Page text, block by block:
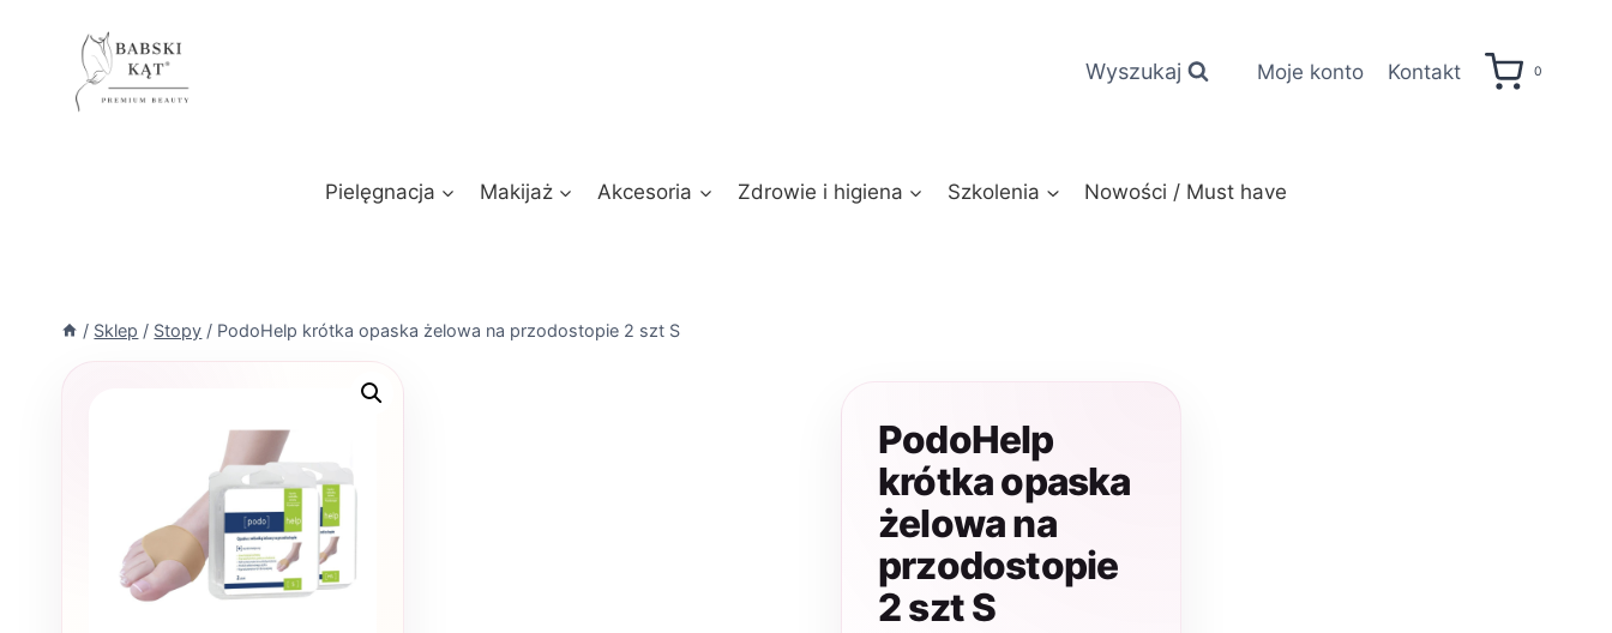
Wyszukaj Moje konto Kontakt 0
Pielęgnacja Makijaż Akcesoria Zdrowie i higiena Szkolenia Nowości / Must have
/ Sklep / Stopy / PodoHelp krótka opaska żelowa na przodostopie 2 szt S
PodoHelp
krótka opaska
żelowa na
przodostopie
2 szt S